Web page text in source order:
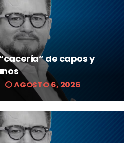
de capos y
AGOSTO 6, 2026